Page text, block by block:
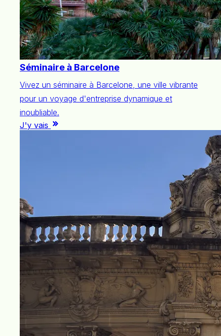
Séminaire à Barcelone
Vivez un séminaire à Barcelone, une ville vibrante
pour un voyage d'entreprise dynamique et
inoubliable.
J'y vais